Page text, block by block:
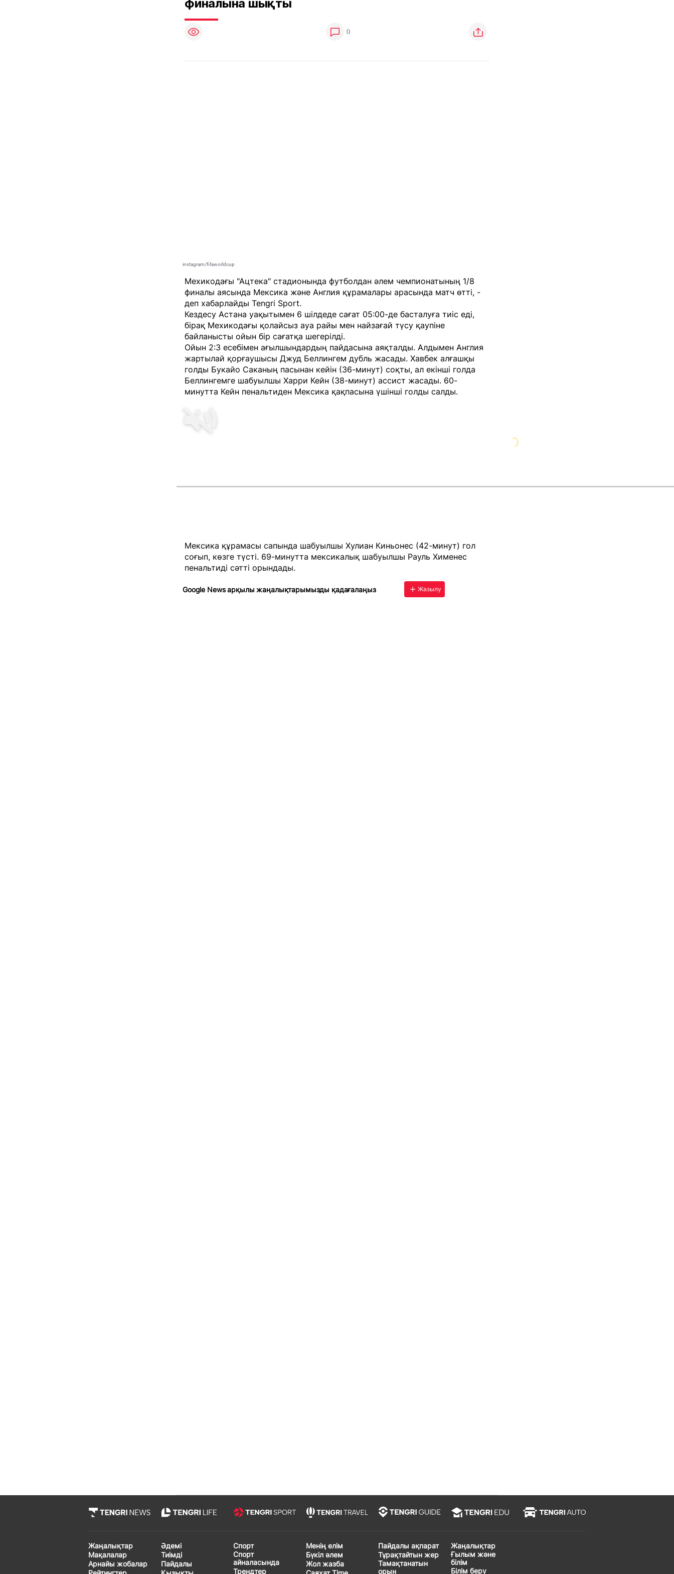
финалына шықты
0
instagram/fifaworldcup
Мехикодағы "Ацтека" стадионында футболдан әлем чемпионатының 1/8
финалы аясында Мексика және Англия құрамалары арасында матч өтті, -
деп хабарлайды Tengri Sport.
Кездесу Астана уақытымен 6 шілдеде сағат 05:00-де басталуға тиіс еді,
бірақ Мехикодағы қолайсыз ауа райы мен найзағай түсу қаупіне
байланысты ойын бір сағатқа шегерілді.
Ойын 2:3 есебімен ағылшындардың пайдасына аяқталды. Алдымен Англия
жартылай қорғаушысы Джуд Беллингем дубль жасады. Хавбек алғашқы
голды Букайо Саканың пасынан кейін (36-минут) соқты, ал екінші голда
Беллингемге шабуылшы Харри Кейн (38-минут) ассист жасады. 60-
минутта Кейн пенальтиден Мексика қақпасына үшінші голды салды.
Мексика құрамасы сапында шабуылшы Хулиан Киньонес (42-минут) гол
соғып, көзге түсті. 69-минутта мексикалық шабуылшы Рауль Хименес
пенальтиді сәтті орындады.
Google News арқылы жаңалықтарымызды қадағалаңыз Жазылу
Жаңалықтар
Мақалалар
Арнайы жобалар
Әдемі
Тиімді
Пайдалы
Спорт
Спорт
айналасында
Трендтер
Менің елім
Бүкіл әлем
Жол жазба
Пайдалы ақпарат
Тұрақтайтын жер
Тамақтанатын
орын
Жаңалықтар
Ғылым және
білім
Білім беру